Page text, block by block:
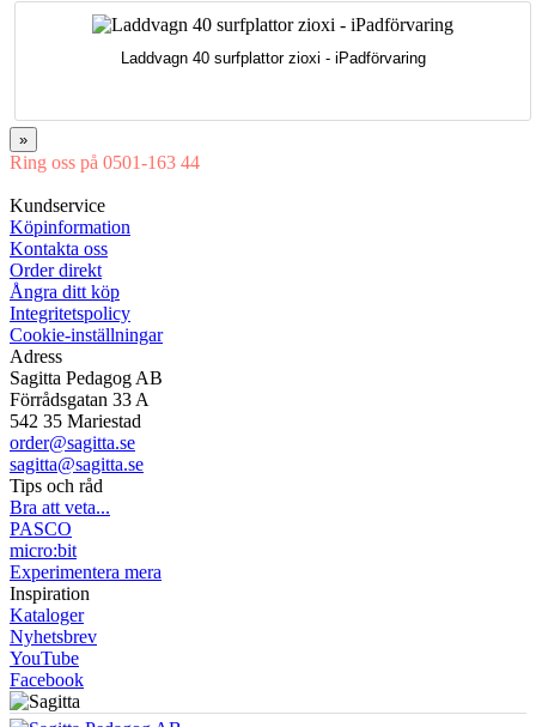
Laddvagn 40 surfplattor zioxi - iPadförvaring
»
Ring oss på 0501-163 44
Kundservice
Köpinformation
Kontakta oss
Order direkt
Ångra ditt köp
Integritetspolicy
Cookie-inställningar
Adress
Sagitta Pedagog AB
Förrådsgatan 33 A
542 35 Mariestad
order@sagitta.se
sagitta@sagitta.se
Tips och råd
Bra att veta...
PASCO
micro:bit
Experimentera mera
Inspiration
Kataloger
Nyhetsbrev
YouTube
Facebook